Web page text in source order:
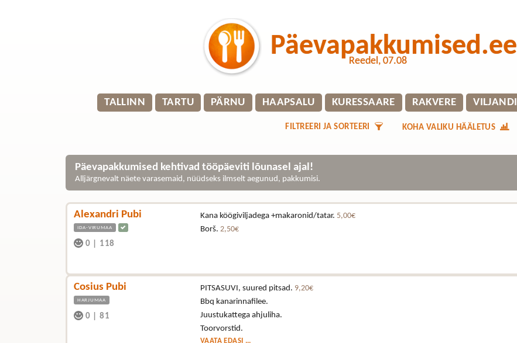
Päevapakkumised.ee
Reedel, 07.08
TALLINN TARTU PÄRNU HAAPSALU KURESSAARE RAKVERE VILJANDI
KOHA VALIKU HÄÄLETUS
FILTREERI JA SORTEERI
Päevapakkumised kehtivad tööpäeviti lõunasel ajal!
Alljärgnevalt näete varasemaid, nüüdseks ilmselt aegunud, pakkumisi.
Alexandri Pubi
IDA-VIRUMAA
0 118
Kana köögiviljadega +makaronid/tatar. 5,00€
Borš. 2,50€
Cosius Pubi
HARJUMAA
0 81
PITSASUVI, suured pitsad. 9,20€
Bbq kanarinnafilee.
Juustukattega ahjuliha.
Toorvorstid.
VAATA EDASI ...